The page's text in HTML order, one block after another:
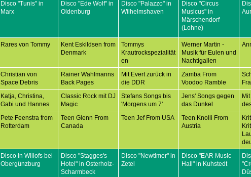
Disco "Tunis" in
Marx
Disco "Ede Wolf" in
Oldenburg
Disco "Palazzo" in
Wilhelmshaven
Disco "Circus
Musicus" in
Märschendorf
(Lohne)
Rares von Tommy
Kent Eskildsen from
Denmark
Tommys
Krautrockspezialität
en
Werner Martin -
Musik für Eulen und
Nachtigallen
Christian von
Space Debris
Rainer Wahlmanns
Back Pages
Mit Evert zurück in
die DDR
Zamba From
Voodoo Ramble
Katja, Christina,
Gabi und Hannes
Classic Rock mit DJ
Magic
Stefans Songs bis
'Morgens um 7'
Jens' Songs gegen
das Dunkel
Pete Feenstra from
Rotterdam
Teen Glenn From
Canada
Teen Jef From USA
Teen Knolli From
Austria
Disco in Willofs bei
Obergünzburg
Disco "Stagges's
Hotel" in Osterholz-
Scharmbeck
Disco "Newtimer" in
Zetel
Disco "EAR Music
Hall" in Kuhstedt